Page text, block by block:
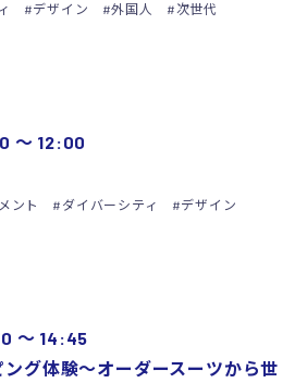
デザイン 外国人
次世代
〜 12:00
ント ダイバーシティ
デザイン
〜 14:45
グ体験〜オーダースーツから世